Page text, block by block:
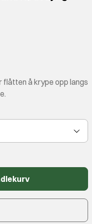
flåtten å krype opp langs